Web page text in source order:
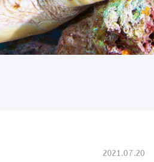
2021.07.20